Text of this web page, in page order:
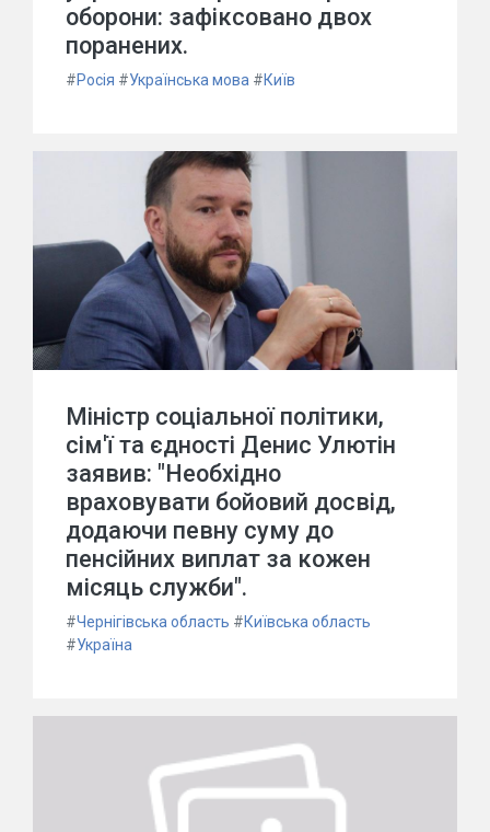
оборони: зафіксовано двох
поранених.
#Росія #Українська мова #Київ
Міністр соціальної політики,
сім'ї та єдності Денис Улютін
заявив: "Необхідно
враховувати бойовий досвід,
додаючи певну суму до
пенсійних виплат за кожен
місяць служби".
#Чернігівська область #Київська область
#Україна